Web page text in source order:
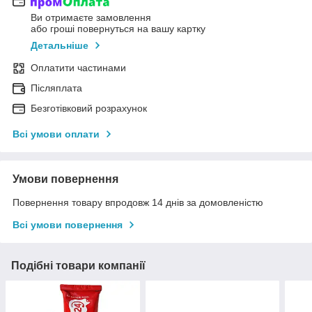
Ви отримаєте замовлення
або гроші повернуться на вашу картку
Детальніше
Оплатити частинами
Післяплата
Безготівковий розрахунок
Всі умови оплати
Умови повернення
Повернення товару впродовж 14 днів за домовленістю
Всі умови повернення
Подібні товари компанії